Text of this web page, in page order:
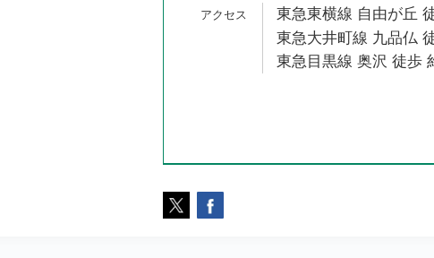
東急東横線 自由が丘
東急大井町線 九品仏
東急目黒線 奥沢 徒歩